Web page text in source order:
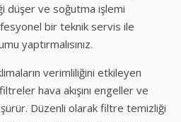
düşer ve soğutma işlemi
bir teknik servis ile
yaptırmalısınız.
verimliliğini etkileyen
hava akışını engeller ve
Düzenli olarak filtre temizliği